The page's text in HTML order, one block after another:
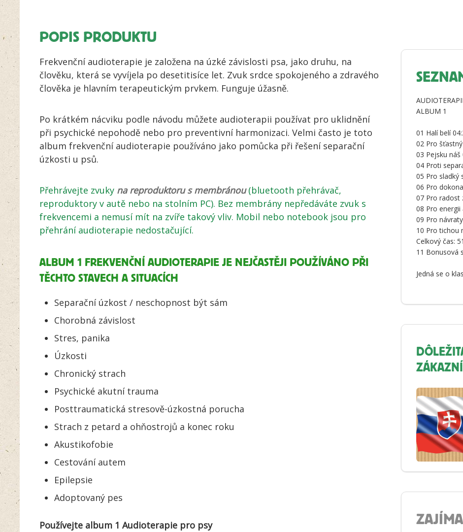
POPIS PRODUKTU
Frekvenční audioterapie je založena na úzké závislosti psa, jako druhu, na
člověku, která se vyvíjela po desetitisíce let. Zvuk srdce spokojeného a zdravého
člověka je hlavním terapeutickým prvkem. Funguje úžasně.
Po krátkém nácviku podle návodu můžete audioterapii používat pro uklidnění
při psychické nepohodě nebo pro preventivní harmonizaci. Velmi často je toto
album frekvenční audioterapie používáno jako pomůcka při řešení separační
úzkosti u psů.
Přehrávejte zvuky na reproduktoru s membránou(bluetooth přehrávač,
reproduktory v autě nebo na stolním PC). Bez membrány nepředáváte zvuk s
frekvencemi a nemusí mít na zvíře takový vliv. Mobil nebo notebook jsou pro
přehrání audioterapie nedostačující.
ALBUM 1 FREKVENČNÍ AUDIOTERAPIE JE NEJČASTĚJI POUŽÍVÁNO PŘI
TĚCHTO STAVECH A SITUACÍCH
Separační úzkost / neschopnost být sám
Chorobná závislost
Stres, panika
Úzkosti
Chronický strach
Psychické akutní trauma
Posttraumatická stresově-úzkostná porucha
Strach z petard a ohňostrojů a konec roku
Akustikofobie
Cestování autem
Epilepsie
Adoptovaný pes
Používejte album 1 Audioterapie pro psy
ALBUM 1
01 Halí belí
02 Pro
03 Pejsku náš
04 Proti
05 Pro sladký
06 Pro
07 Pro radost
08 Pro
09 Pro
10 Pro tichou
Celkový čas:
11 Bonusová
Jedná se o